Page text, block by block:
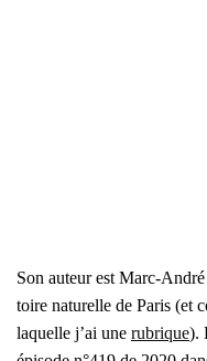
Son auteur est Marc-
toire natu­relle de Paris (et
laquelle j’ai une rubrique).